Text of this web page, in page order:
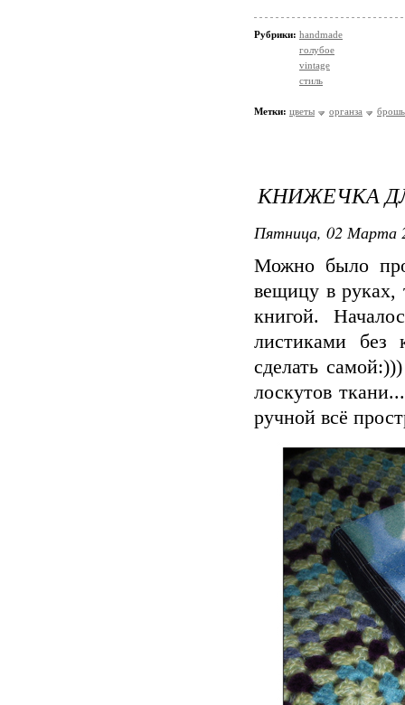
Рубрики: handmade
голубое
vintage
стиль
Метки: цветы органза брошь
КНИЖЕЧКА
Пятница, 02 Марта
Можно было
вещицу в
книгой.
листиками без
сделать
лоскутов
ручной всё